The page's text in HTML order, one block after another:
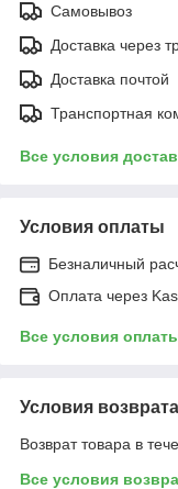
Самовывоз
Доставка через
Доставка почтой
Транспортная
Все условия
Условия оплаты
Безналичный
Оплата через
Все условия
Условия возврата
Возврат товара в
Все условия